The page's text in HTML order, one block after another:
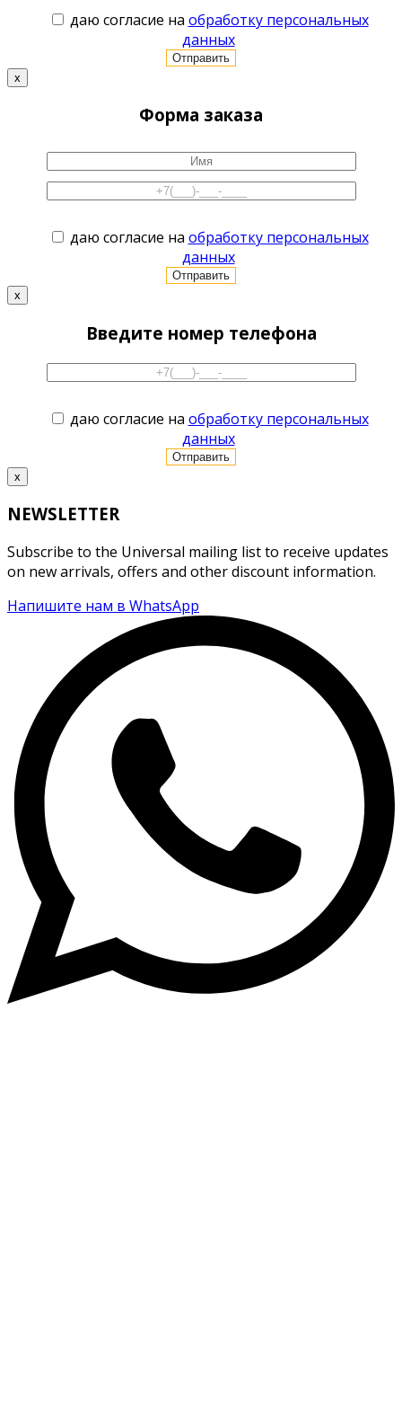
даю согласие на обработку персональных
данных
x
Форма заказа
даю согласие на обработку персональных
данных
x
Введите номер телефона
даю согласие на обработку персональных
данных
x
NEWSLETTER
Subscribe to the Universal mailing list to receive updates
on new arrivals, offers and other discount information.
Напишите нам в WhatsApp